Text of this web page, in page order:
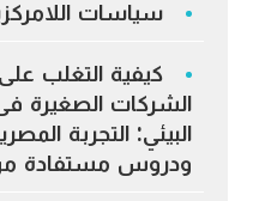
سياسات
كيفية التغلب
الشركات الصغيرة فى
البيئي: التجربة
ودروس مستفادة من